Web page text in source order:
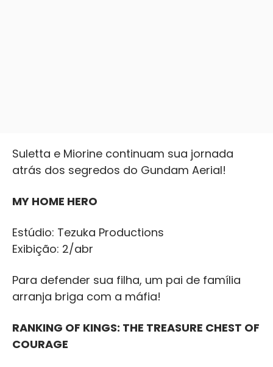
Suletta e Miorine continuam sua jornada
atrás dos segredos do Gundam Aerial!
MY HOME HERO
Estúdio: Tezuka Productions
Exibição: 2/abr
Para defender sua filha, um pai de família
arranja briga com a máfia!
RANKING OF KINGS: THE TREASURE CHEST OF
COURAGE